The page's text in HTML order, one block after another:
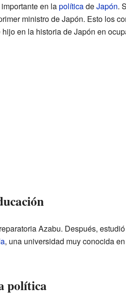
en lapolíticadeJapón.
ministro de Japón. Esto los
en la historia de Japón en
Azabu. Después,
, una universidad muy conocida
política